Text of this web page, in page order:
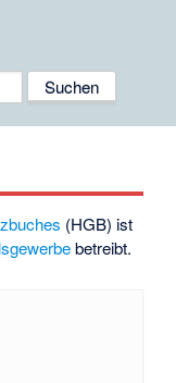
(HGB) ist
betreibt.